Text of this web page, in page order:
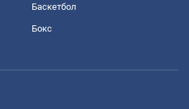
Баскетбол
Бокс